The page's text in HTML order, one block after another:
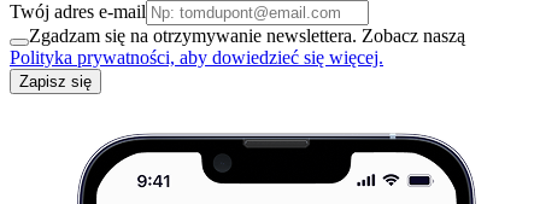
Twój adres e-mail
Zgadzam się na otrzymywanie newslettera. Zobacz naszą
Polityka prywatności, aby dowiedzieć się więcej.
Zapisz się